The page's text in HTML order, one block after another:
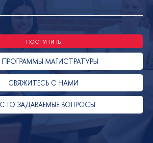
ПОСТУПИТЬ
ПРОГРАММЫ МАГИСТРАТУРЫ
СВЯЖИТЕСЬ С НАМИ
ЗАДАВАЕМЫЕ ВОПРОСЫ